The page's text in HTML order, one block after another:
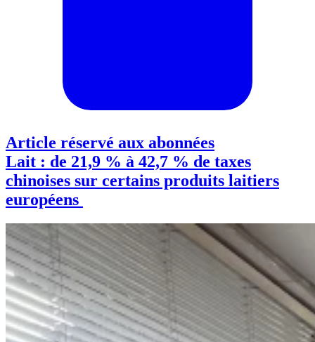
Article réservé aux abonnées
Lait : de 21,9 % à 42,7 % de taxes
chinoises sur certains produits laitiers
européens